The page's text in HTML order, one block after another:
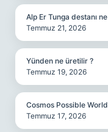
Alp Er Tunga destanı
Temmuz 21, 2026
Yünden ne üretilir ?
Temmuz 19, 2026
Cosmos Possible
Temmuz 17, 2026